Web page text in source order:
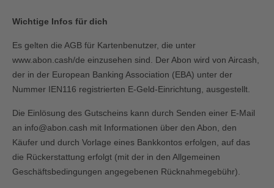
Wichtige Infos für dich
Es gelten die AGB für Kartenbenutzer, die unter
www.abon.cash/de einzusehen sind. Der Abon wird von Aircash,
der in der European Banking Association (EBA) unter der
Nummer IEN116 registrierten E-Geld-Einrichtung, ausgestellt.
Die Einlösung des Gutscheins kann durch Senden einer E-Mail
an info@abon.cash mit Informationen über den Abon, den
Käufer und durch Vorlage eines Bankkontos erfolgen, auf das
die Rückerstattung erfolgt (mit der in den Allgemeinen
Geschäftsbedingungen angegebenen Rücknahmegebühr).